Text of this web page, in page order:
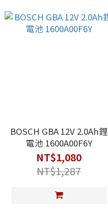
BOSCH GBA 12V 2.0Ah鋰
電池 1600A00F6Y
NT$1,080
NT$1,287